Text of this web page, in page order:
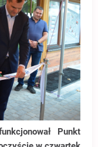
Punkt